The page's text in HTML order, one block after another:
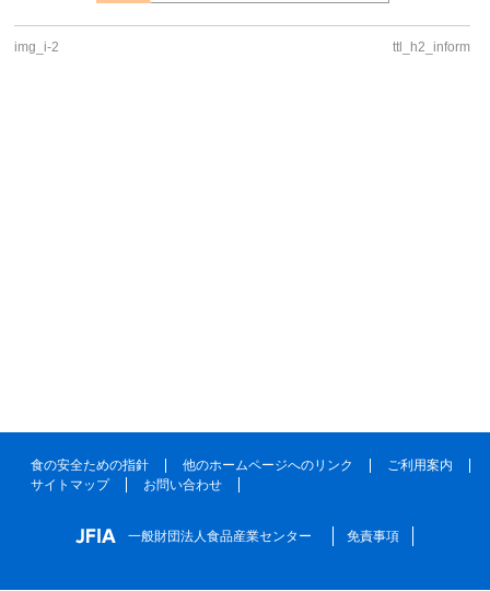
img_i-2 ttl_h2_inform
食の安全ための指針 他のホームページへのリンク
ご利用案内
サイトマップ
お問い合わせ
一般財団法人食品産業センター 免責事項